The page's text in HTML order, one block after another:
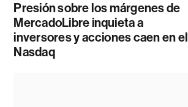
Presión sobre los márgenes de
MercadoLibre inquieta a
inversores y acciones caen en el
Nasdaq